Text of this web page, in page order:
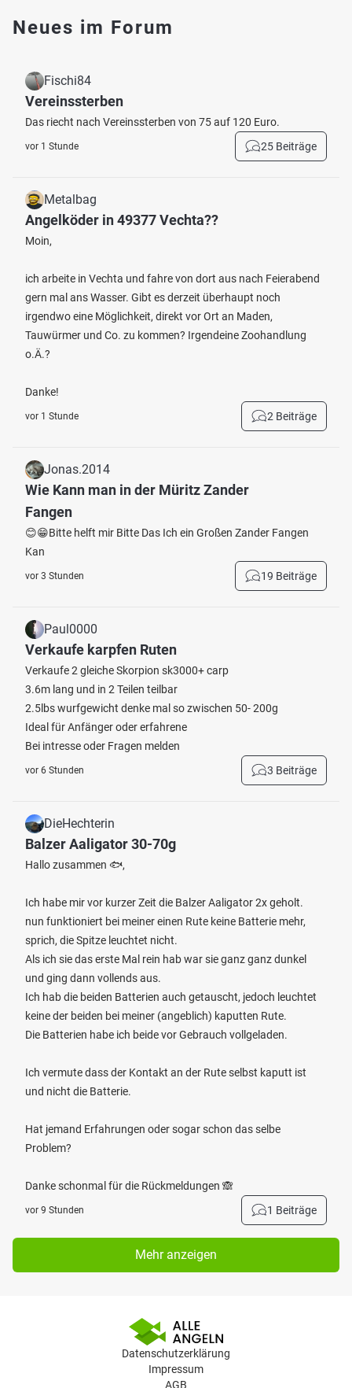
Neues im Forum
Fischi84
Vereinssterben
Das riecht nach Vereinssterben von 75 auf 120 Euro.
vor 1 Stunde 25 Beiträge
Metalbag
Angelköder in 49377 Vechta??
Moin,
ich arbeite in Vechta und fahre von dort aus nach Feierabend
gern mal ans Wasser. Gibt es derzeit überhaupt noch
irgendwo eine Möglichkeit, direkt vor Ort an Maden,
Tauwürmer und Co. zu kommen? Irgendeine Zoohandlung
o.Ä.?
Danke!
vor 1 Stunde 2 Beiträge
Jonas.2014
Wie Kann man in der Müritz Zander
Fangen
😊😁Bitte helft mir Bitte Das Ich ein Großen Zander Fangen
Kan
vor 3 Stunden 19 Beiträge
Paul0000
Verkaufe karpfen Ruten
Verkaufe 2 gleiche Skorpion sk3000+ carp
3.6m lang und in 2 Teilen teilbar
2.5lbs wurfgewicht denke mal so zwischen 50- 200g
Ideal für Anfänger oder erfahrene
Bei intresse oder Fragen melden
vor 6 Stunden 3 Beiträge
DieHechterin
Balzer Aaligator 30-70g
Hallo zusammen 🐟,
Ich habe mir vor kurzer Zeit die Balzer Aaligator 2x geholt.
nun funktioniert bei meiner einen Rute keine Batterie mehr,
sprich, die Spitze leuchtet nicht.
Als ich sie das erste Mal rein hab war sie ganz ganz dunkel
und ging dann vollends aus.
Ich hab die beiden Batterien auch getauscht, jedoch leuchtet
keine der beiden bei meiner (angeblich) kaputten Rute.
Die Batterien habe ich beide vor Gebrauch vollgeladen.
Ich vermute dass der Kontakt an der Rute selbst kaputt ist
und nicht die Batterie.
Hat jemand Erfahrungen oder sogar schon das selbe
Problem?
Danke schonmal für die Rückmeldungen 🙈
vor 9 Stunden 1 Beiträge
Mehr anzeigen
Datenschutzerklärung
Impressum
AGB